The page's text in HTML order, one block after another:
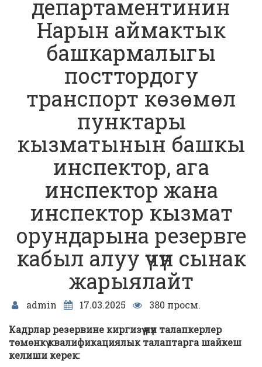
департаментинин
Нарын аймактык
башкармалыгы
посттордогу
транспорт көзөмөл
пунктары
кызматынын башкы
инспектор, ага
инспектор жана
инспектор кызмат
орундарына резервге
кабыл алуу үчүн сынак
жарыялайт
admin 17.03.2025
380 просм.
Кадрлар резервине киргизүү үчүн талапкерлер
төмөнкү квалификациялык талаптарга шайкеш
келиши керек: